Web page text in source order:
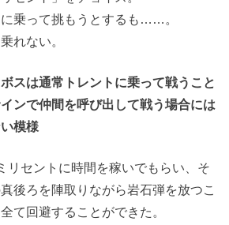
乗って挑もうとするも……。
れない。
スは通常トレントに乗って戦うこと
ンで仲間を呼び出して戦う場合には
模様
リセントに時間を稼いでもらい、そ
後ろを陣取りながら岩石弾を放つこ
て回避することができた。